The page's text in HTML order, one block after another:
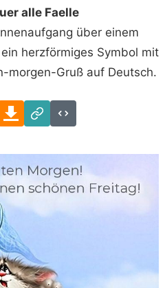
alle Faelle
über einem
herzförmiges Symbol mit
morgen-Gruß auf Deutsch.
WhatsAppDownload
Link
Code